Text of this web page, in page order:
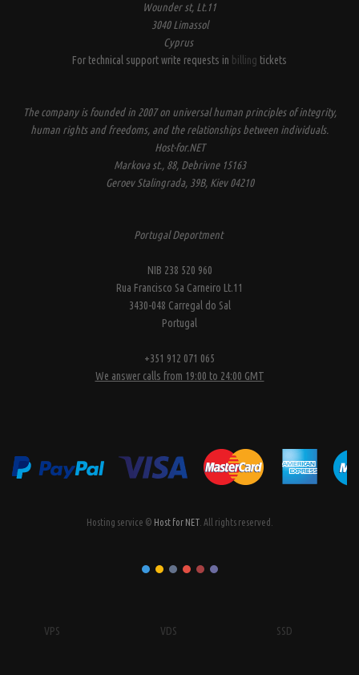
Wounder st, Lt.11
3040 Limassol
Cyprus
For technical support write requests in billing tickets
The company is founded in 2007 on universal human principles of integrity,
human rights and freedoms, and the relationships between individuals.
Host-for.NET
Markova st., 88, Debrivne 15163
Geroev Stalingrada, 39B, Kiev 04210
Portugal Deportment
NIB 238 520 960
Rua Francisco Sa Carneiro Lt.11
3430-048 Carregal do Sal
Portugal
+351 912 071 065
We answer calls from 19:00 to 24:00 GMT
Hosting service © Host for NET. All rights reserved.
VPS VDS SSD